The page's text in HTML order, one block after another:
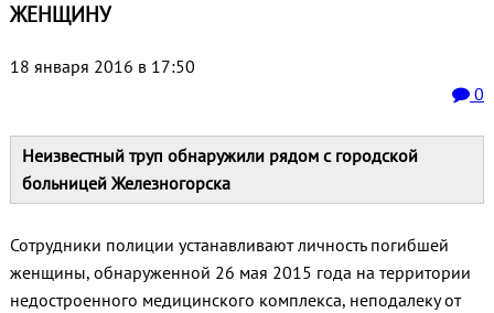
ЖЕНЩИНУ
18 января 2016 в 17:50
0
Неизвестный труп обнаружили рядом с городской
больницей Железногорска
Сотрудники полиции устанавливают личность погибшей
женщины, обнаруженной 26 мая 2015 года на территории
недостроенного медицинского комплекса, неподалеку от